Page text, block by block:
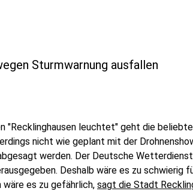
Sturmwarnung ausfallen
"Recklinghausen leuchtet" geht die
nicht wie geplant mit der
werden. Der Deutsche
Deshalb wäre es zu schwierig
es zu gefährlich, sagt die Stadt